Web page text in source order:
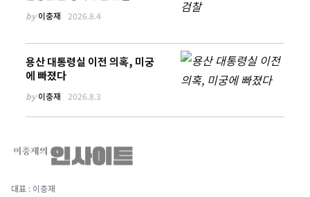
by이충재 2026.8.4
용산 대통령실 이전 의혹, 미궁
에 빠졌다
by이충재 2026.8.3
대표 : 이충재